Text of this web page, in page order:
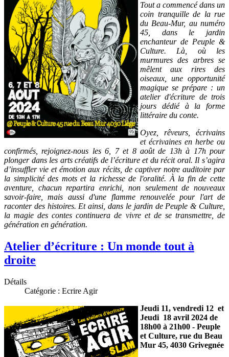
Tout a commencé dans un
coin tranquille de la rue
du Beau-Mur, au numéro
45, dans le jardin
enchanteur de Peuple &
Culture. Là, où les
murmures des arbres se
mêlent aux rires des
oiseaux, une opportunité
magique se prépare : un
atelier d'écriture de trois
jours dédié à la forme
littéraire du conte.
Oyez, rêveurs, écrivains
et écrivaines en herbe ou
confirmés, rejoignez-nous les 6, 7 et 8 août de 13h à 17h pour
plonger dans les arts créatifs de l’écriture et du récit oral. Il s’agira
d’insuffler vie et émotion aux récits, de captiver notre auditoire par
la simplicité des mots et la richesse de l'oralité. À la fin de cette
aventure, chacun repartira enrichi, non seulement de nouveaux
savoir-faire, mais aussi d'une flamme renouvelée pour l'art de
raconter des histoires. Et ainsi, dans le jardin de Peuple & Culture,
la magie des contes continuera de vivre et de se transmettre, de
génération en génération.
Atelier d’écriture : Un monde tout à
droite
Détails
Catégorie : Ecrire Agir
Jeudi 11, vendredi 12 et
Jeudi 18 avril 2024 de
18h00 à 21h00 - Peuple
et Culture, rue du Beau
Mur 45, 4030 Grivegnée